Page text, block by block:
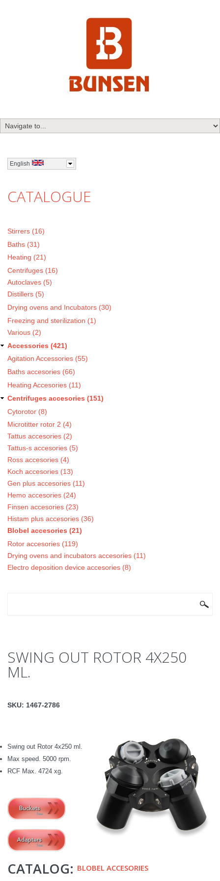
English
CATALOGUE
Stirrers (16)
Baths (31)
Heating (21)
Centrifuges (16)
Autoclaves (5)
Distillers (5)
Drying ovens and Incubators (30)
Freezing and sterilization (1)
Various (2)
Accessories (421)
Agitation Accessories (55)
Baths accesories (66)
Heating Accesories (11)
Centrifuges accesories (151)
Cytorotor (8)
Microtitter rotor 2 (4)
Tattus accesories (2)
Tattus-s accesories (5)
Ross accesories (4)
Koch accesories (13)
Gen plus accesories (11)
Hemo accesories (24)
Finsen accesories (23)
Histam plus accesories (36)
Blobel accesories (21)
Rotor accesories (119)
Drying ovens and incubators accesories (11)
Electro deposition device accesories (8)
SWING OUT ROTOR 4X250
ML.
SKU: 1467-2786
Swing out Rotor 4x250 ml.
Max speed. 5000 rpm.
RCF Max. 4724 xg.
CATALOG: BLOBEL ACCESORIES